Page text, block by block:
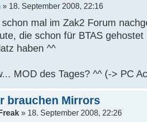
» 18. September 2008, 22:16
mal im Zak2 Forum
die schon für BTAS
haben ^^
MOD des Tages? ^^ (-> PC
brauchen Mirrors
» 18. September 2008, 22:26